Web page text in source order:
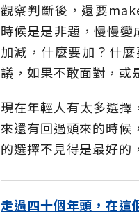
觀察判斷後，還要
時候是是非題，慢慢
加減，什麼要加？什
議，如果不敢面對，或
現在年輕人有太多選
來還有回過頭來的時候
的選擇不見得是最好的
走過四十個年頭，在這